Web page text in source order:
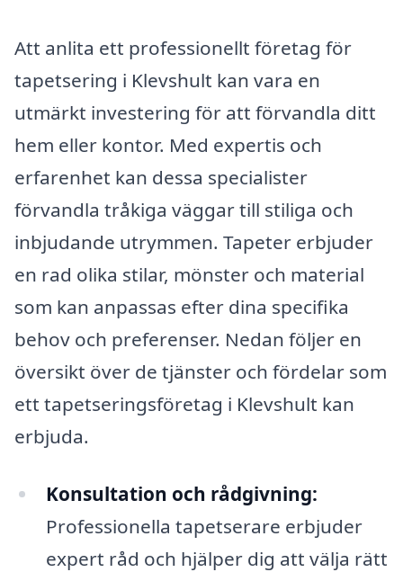
Att anlita ett professionellt företag för
tapetsering i Klevshult kan vara en
utmärkt investering för att förvandla ditt
hem eller kontor. Med expertis och
erfarenhet kan dessa specialister
förvandla tråkiga väggar till stiliga och
inbjudande utrymmen. Tapeter erbjuder
en rad olika stilar, mönster och material
som kan anpassas efter dina specifika
behov och preferenser. Nedan följer en
översikt över de tjänster och fördelar som
ett tapetseringsföretag i Klevshult kan
erbjuda.
Konsultation och rådgivning:
Professionella tapetserare erbjuder
expert råd och hjälper dig att välja rätt